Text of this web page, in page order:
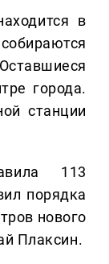
в
города.
станции
113
порядка
нового
Плаксин.